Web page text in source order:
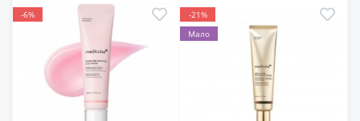
-6%
-21%
Мало